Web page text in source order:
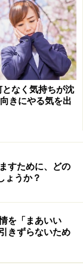
「オレがやる
の根本には、
を下ろすことか
のため、「空
に、現実から
れを抱くのだ
ンプレック
共通する心情
。つまり、息
ゆえに息子を
持ちです。
となく気持ちが沈
きにやる気を出
すために、どの
ょうか？
を「まあいい
きずらないため